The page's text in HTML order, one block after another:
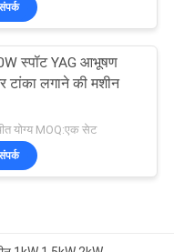
स्पॉट YAG आभूषण
टांका लगाने की मशीन
योग्य MOQ:एक सेट